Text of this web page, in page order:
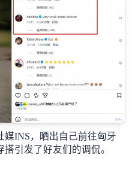
媒INS，晒出自己前往匈牙
引发了好友们的调侃。